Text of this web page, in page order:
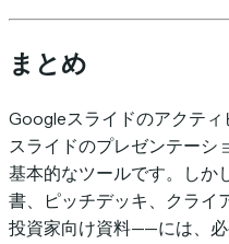
まとめ
Googleスライドのアクテ
スライドのプレゼンテーシ
基本的なツールです。し
書、ピッチデッキ、クライ
投資家向け資料——には、